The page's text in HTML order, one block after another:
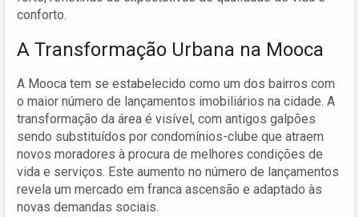
conforto.
A Transformação Urbana na Mooca
A Mooca tem se estabelecido como um dos bairros com
o maior número de lançamentos imobiliários na cidade. A
transformação da área é visível, com antigos galpões
sendo substituídos por condomínios-clube que atraem
novos moradores à procura de melhores condições de
vida e serviços. Este aumento no número de lançamentos
revela um mercado em franca ascensão e adaptado às
novas demandas sociais.